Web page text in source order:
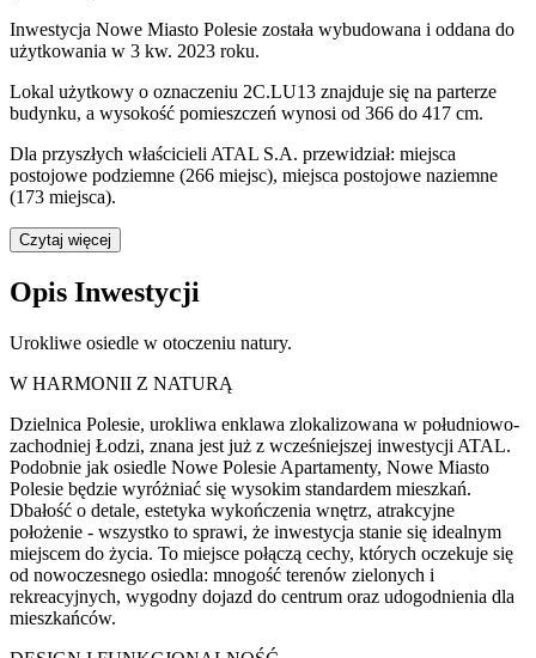
Inwestycja Nowe Miasto Polesie została wybudowana i oddana do
użytkowania w 3 kw. 2023 roku.
Lokal użytkowy o oznaczeniu 2C.LU13 znajduje się na parterze
budynku, a wysokość pomieszczeń wynosi od 366 do 417 cm.
Dla przyszłych właścicieli ATAL S.A. przewidział: miejsca
postojowe podziemne (266 miejsc), miejsca postojowe naziemne
(173 miejsca).
Czytaj więcej
Opis Inwestycji
Urokliwe osiedle w otoczeniu natury.
W HARMONII Z NATURĄ
Dzielnica Polesie, urokliwa enklawa zlokalizowana w południowo-
zachodniej Łodzi, znana jest już z wcześniejszej inwestycji ATAL.
Podobnie jak osiedle Nowe Polesie Apartamenty, Nowe Miasto
Polesie będzie wyróżniać się wysokim standardem mieszkań.
Dbałość o detale, estetyka wykończenia wnętrz, atrakcyjne
położenie - wszystko to sprawi, że inwestycja stanie się idealnym
miejscem do życia. To miejsce połączą cechy, których oczekuje się
od nowoczesnego osiedla: mnogość terenów zielonych i
rekreacyjnych, wygodny dojazd do centrum oraz udogodnienia dla
mieszkańców.